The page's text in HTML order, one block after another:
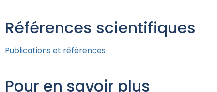
Références scientifiques
Publications et références
Pour en savoir plus